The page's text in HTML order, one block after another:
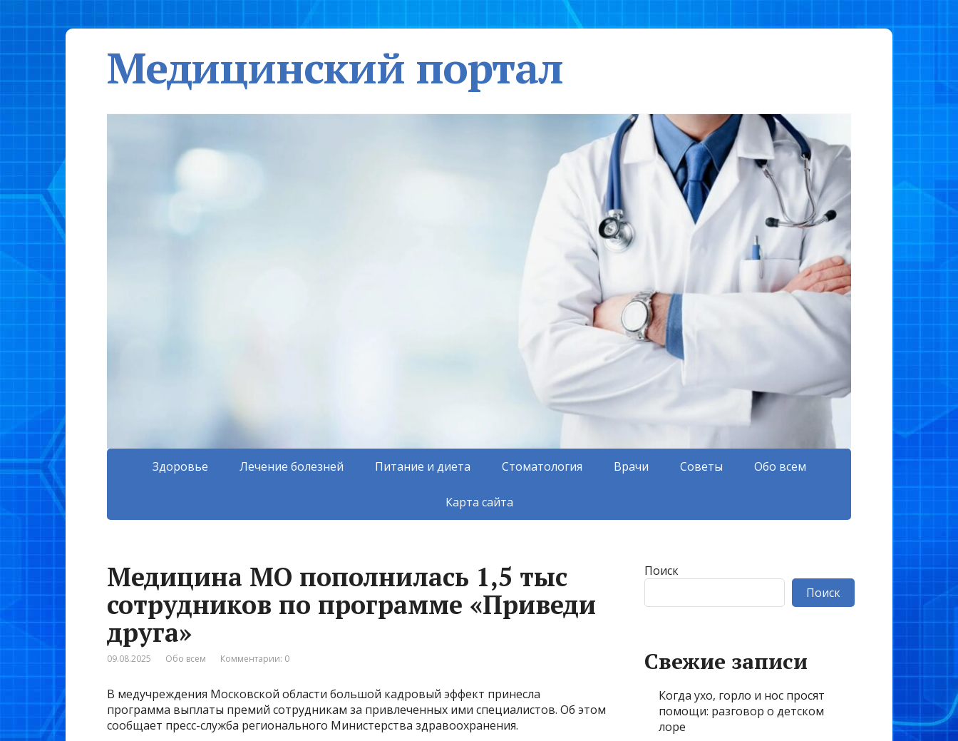
Медицинский портал
Здоровье Лечение болезней Питание и диета Стоматология Врачи Советы Обо всем
Карта сайта
Медицина МО пополнилась 1,5 тыс
сотрудников по программе «Приведи
друга»
09.08.2025 Обо всем Комментарии: 0
В медучреждения Московской области большой кадровый эффект принесла
программа выплаты премий сотрудникам за привлеченных ими специалистов. Об этом
сообщает пресс-служба регионального Министерства здравоохранения.
Поиск
Поиск
Свежие записи
Когда ухо, горло и нос просят
помощи: разговор о детском
лоре